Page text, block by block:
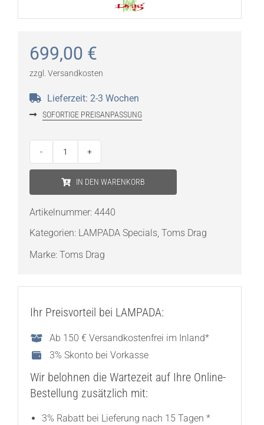
699,00 €
zzgl. Versandkosten
Lieferzeit: 2-3 Wochen
SOFORTIGE PREISANPASSUNG
Konsole
´s
Legs"
IN DEN WARENKORB
Artikelnummer: 4440
Kategorien: LAMPADA Specials, Toms Drag
Marke: Toms Drag
Ihr Preisvorteil bei LAMPADA:
Ab 150 € Versandkostenfrei im Inland*
3% Skonto bei Vorkasse
Wir belohnen die Wartezeit auf Ihre Online-
Bestellung zusätzlich mit:
3% Rabatt bei Lieferung nach 15 Tagen *